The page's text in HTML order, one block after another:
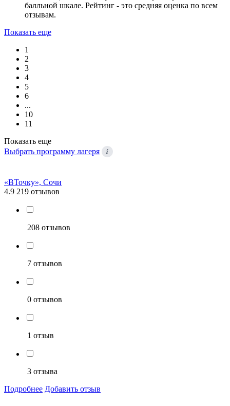
балльной шкале. Рейтинг - это средняя оценка по всем
отзывам.
Показать еще
1
2
3
4
5
6
...
10
11
Показать еще
Выбрать программу лагеря
i
«ВТочку», Сочи
4.9 219 отзывов
208 отзывов
7 отзывов
0 отзывов
1 отзыв
3 отзыва
Подробнее Добавить отзыв